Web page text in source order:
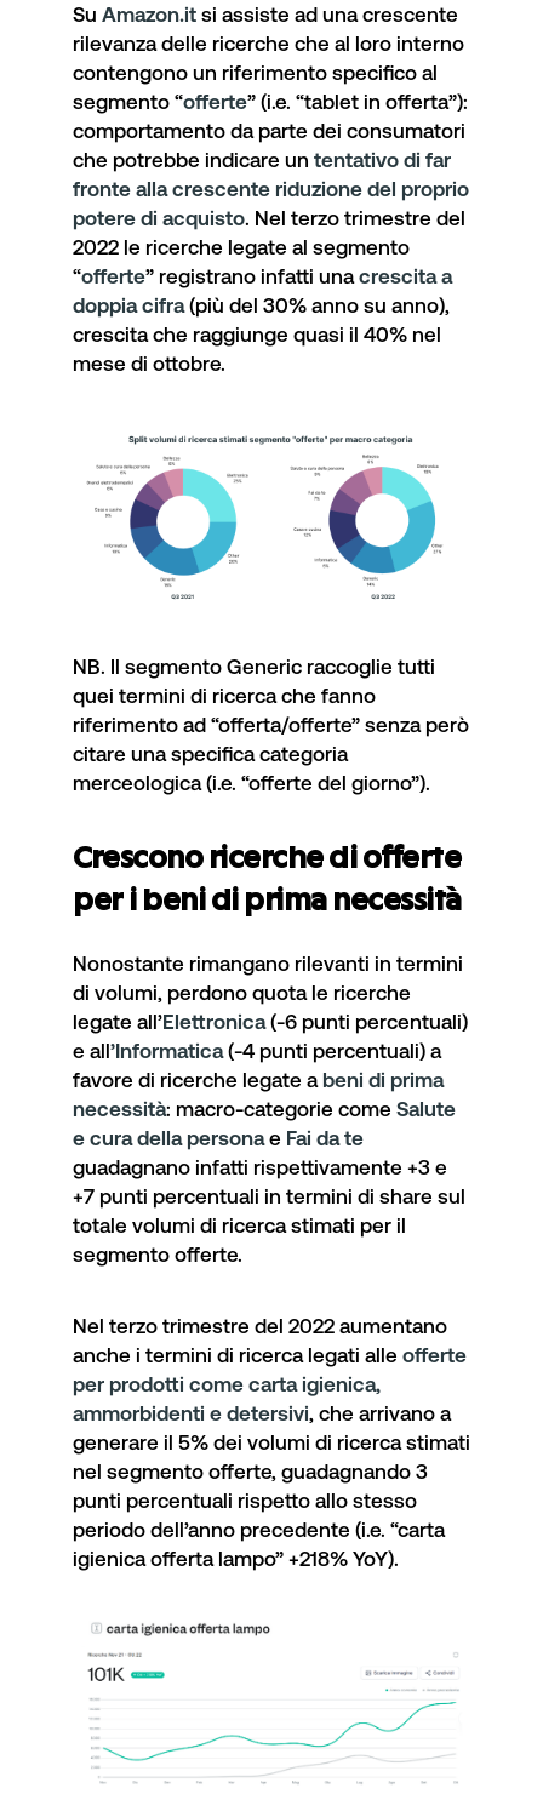
Su Amazon.it si assiste ad una crescente
rilevanza delle ricerche che al loro interno
contengono un riferimento specifico al
segmento “offerte” (i.e. “tablet in offerta”):
comportamento da parte dei consumatori
che potrebbe indicare un tentativo di far
fronte alla crescente riduzione del proprio
potere di acquisto. Nel terzo trimestre del
2022 le ricerche legate al segmento
“offerte” registrano infatti unacrescita a
doppia cifra(più del 30% anno su anno),
crescita che raggiunge quasi il 40% nel
mese di ottobre.
NB. Il segmento Generic raccoglie tutti
quei termini di ricerca che fanno
riferimento ad “offerta/offerte” senza però
citare una specifica categoria
merceologica (i.e. “offerte del giorno”).
Crescono ricerche di offerte
per i beni di prima necessità
Nonostante rimangano rilevanti in termini
di volumi, perdono quota le ricerche
legate all’Elettronica(-6 punti percentuali)
e all’Informatica(-4 punti percentuali) a
favore di ricerche legate abeni di prima
necessità: macro-categorie come Salute
e cura della personae Fai da te
guadagnano infatti rispettivamente +3 e
+7 punti percentuali in termini di share sul
totale volumi di ricerca stimati per il
segmento offerte.
Nel terzo trimestre del 2022 aumentano
anche i termini di ricerca legati alle offerte
per prodotti come carta igienica,
ammorbidenti e detersivi, che arrivano a
generare il 5% dei volumi di ricerca stimati
nel segmento offerte, guadagnando 3
punti percentuali rispetto allo stesso
periodo dell’anno precedente (i.e. “carta
igienica offerta lampo” +218% YoY).